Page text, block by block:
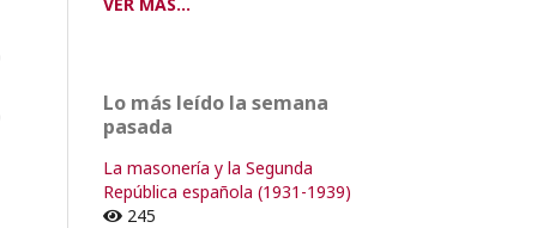
Lo más leído la semana
pasada
La masonería y la Segunda
República española (1931-1939)
245